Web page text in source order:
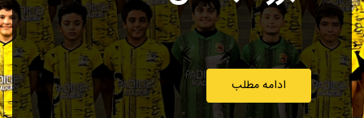
البرز 1404
ادامه مطلب